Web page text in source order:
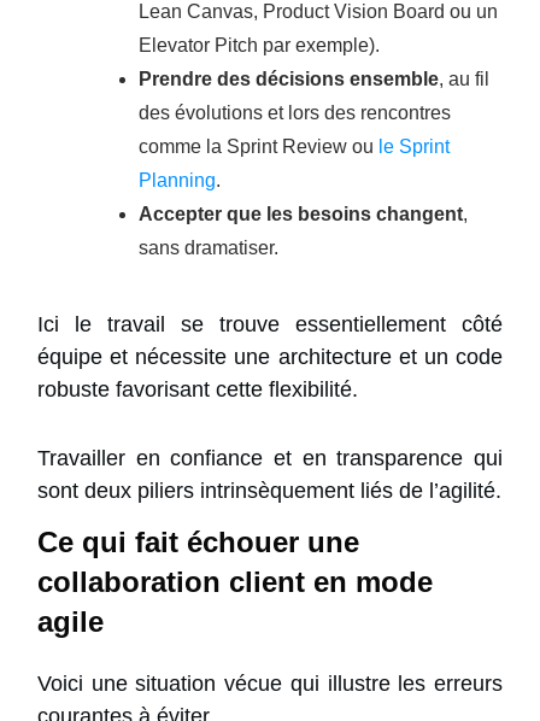
Lean Canvas, Product Vision Board ou un
Elevator Pitch par exemple).
Prendre des décisions ensemble, au fil
des évolutions et lors des rencontres
comme la Sprint Review ou le Sprint
Planning.
Accepter que les besoins changent,
sans dramatiser.
Ici le travail se trouve essentiellement côté
équipe et nécessite une architecture et un code
robuste favorisant cette flexibilité.
Travailler en confiance et en transparence qui
sont deux piliers intrinsèquement liés de l’agilité.
Ce qui fait échouer une
collaboration client en mode
agile
Voici une situation vécue qui illustre les erreurs